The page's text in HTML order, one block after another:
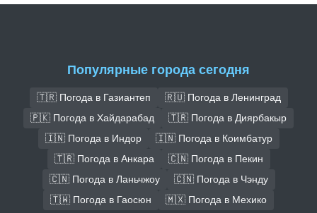
Популярные города сегодня
🇹🇷 Погода в Газиантеп
🇷🇺 Погода в Ленинград
🇵🇰 Погода в Хайдарабад
🇹🇷 Погода в Диярбакыр
🇮🇳 Погода в Индор
🇮🇳 Погода в Коимбатур
🇹🇷 Погода в Анкара
🇨🇳 Погода в Пекин
🇨🇳 Погода в Ланьчжоу
🇨🇳 Погода в Чэнду
🇹🇼 Погода в Гаосюн
🇲🇽 Погода в Мехико